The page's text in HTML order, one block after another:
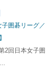
囲碁リーグ／
2回日本女子囲